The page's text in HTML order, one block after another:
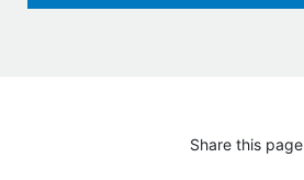
Share this page